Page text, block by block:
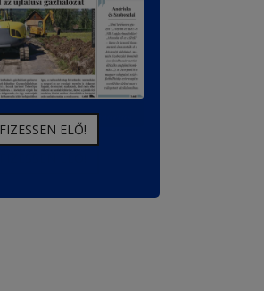
FIZESSEN ELŐ!